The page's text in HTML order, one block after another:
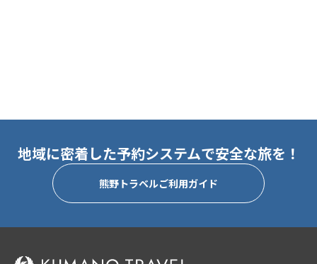
地域に密着した予約システムで安全な旅を！
熊野トラベルご利用ガイド